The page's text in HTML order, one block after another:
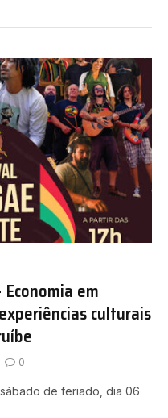
em
culturais
0
de feriado, dia 06